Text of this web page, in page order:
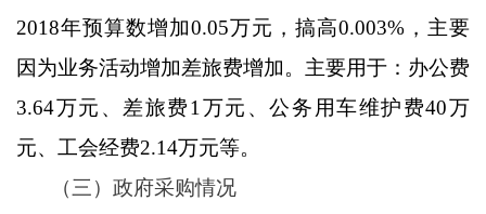
2018年预算数增加0.05万元，搞高0.003%，主要
因为业务活动增加差旅费增加。主要用于：办公费
3.64万元、差旅费1万元、公务用车维护费40万
元、工会经费2.14万元等。
（三）政府采购情况